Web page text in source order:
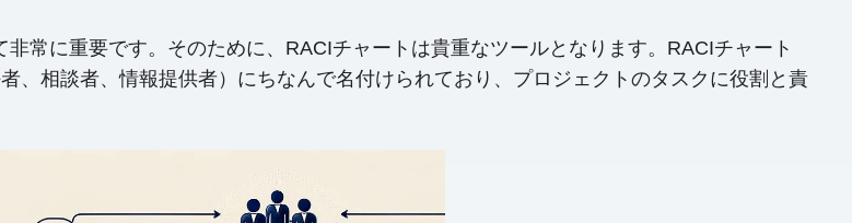
常に重要です。そのために、RACIチャートは貴重なツールとなります。RACIチャート
、相談者、情報提供者）にちなんで名付けられており、プロジェクトのタスクに役割と責